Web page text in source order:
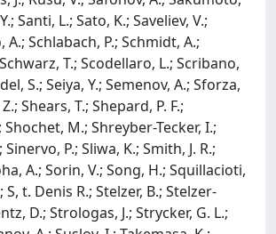
Santi, L.; Sato, K.; Saveliev, V.;
A.; Schlabach, P.; Schmidt, A.;
T.; Scodellaro, L.; Scribano,
S.; Seiya, Y.; Semenov, A.; Sforza,
Shears, T.; Shepard, P. F.;
M.; Shreyber-Tecker, I.;
P.; Sliwa, K.; Smith, J. R.;
A.; Sorin, V.; Song, H.; Squillacioti,
S, t. Denis R.; Stelzer, B.; Stelzer-
D.; Strologas, J.; Strycker, G. L.;